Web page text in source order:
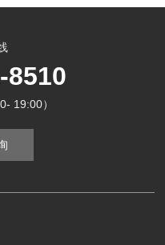
8510
19:00）